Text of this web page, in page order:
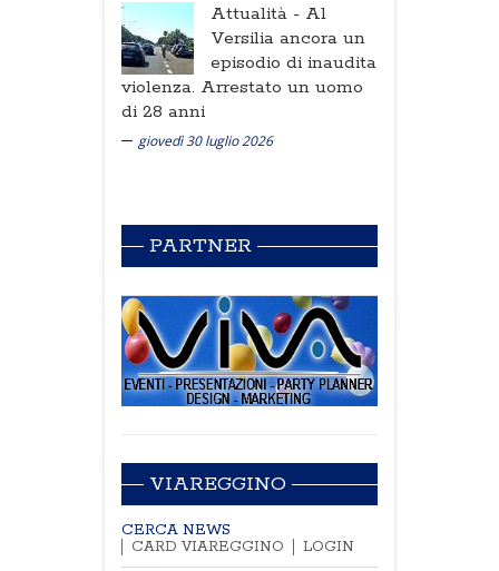
Attualità - Al
Versilia ancora un
episodio di inaudita
violenza. Arrestato un uomo
di 28 anni
giovedì 30 luglio 2026
PARTNER
VIAREGGINO
CERCA NEWS
CARD VIAREGGINO
LOGIN